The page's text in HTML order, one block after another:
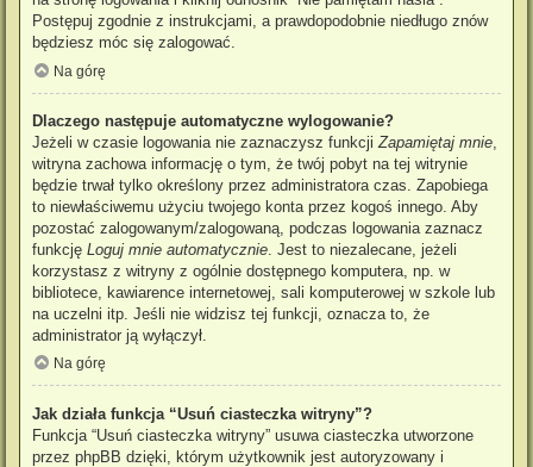
Postępuj zgodnie z instrukcjami, a prawdopodobnie niedługo znów
będziesz móc się zalogować.
Na górę
Dlaczego następuje automatyczne wylogowanie?
Jeżeli w czasie logowania nie zaznaczysz funkcji Zapamiętaj mnie
witryna zachowa informację o tym, że twój pobyt na tej witrynie
będzie trwał tylko określony przez administratora czas. Zapobiega
to niewłaściwemu użyciu twojego konta przez kogoś innego. Aby
pozostać zalogowanym/zalogowaną, podczas logowania zaznacz
funkcję Loguj mnie automatycznie . Jest to niezalecane, jeżeli
korzystasz z witryny z ogólnie dostępnego komputera, np. w
bibliotece, kawiarence internetowej, sali komputerowej w szkole lub
na uczelni itp. Jeśli nie widzisz tej funkcji, oznacza to, że
administrator ją wyłączył.
Na górę
Jak działa funkcja “Usuń ciasteczka witryny”?
Funkcja “Usuń ciasteczka witryny” usuwa ciasteczka utworzone
przez phpBB dzięki, którym użytkownik jest autoryzowany i